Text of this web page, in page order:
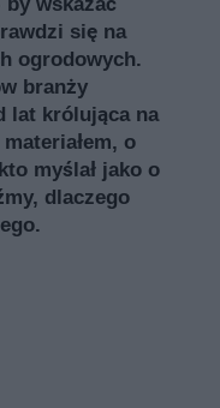
się na
ogrodowych.
branży
lat królująca na
o
myślał jako o
dlaczego